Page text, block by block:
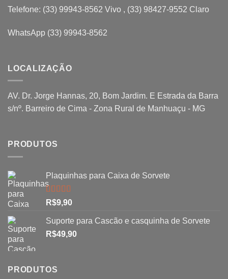
Telefone: (33) 99943-8562 Vivo , (33) 98427-9552 Claro
WhatsApp (33) 99943-8562
LOCALIZAÇÃO
AV. Dr. Jorge Hannas, 20, Bom Jardim. E Estrada da Barra
s/nº. Barreiro de Cima - Zona Rural de Manhuaçu - MG
PRODUTOS
Plaquinhas para Caixa de Sorvete
Avaliação
5.00
de 5
R$9,90
Suporte para Cascão e casquinha de Sorvete
R$49,90
PRODUTOS